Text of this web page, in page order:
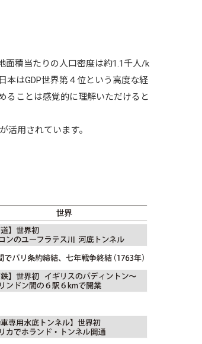
面積当たりの人口密度は約1.1千人/k
本はGDP世界第４位という高度な経
ることは感覚的に理解いただけると
活用されています。